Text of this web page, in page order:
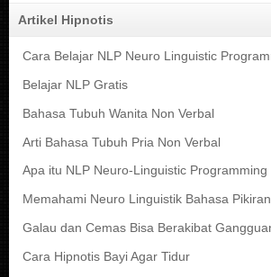
Artikel Hipnotis
Cara Belajar NLP Neuro Linguistic
Belajar NLP Gratis
Bahasa Tubuh Wanita Non Verbal
Arti Bahasa Tubuh Pria Non Verbal
Apa itu NLP Neuro-Linguistic Programming
Memahami Neuro Linguistik Bahasa Pikiran
Galau dan Cemas Bisa Berakibat
Cara Hipnotis Bayi Agar Tidur